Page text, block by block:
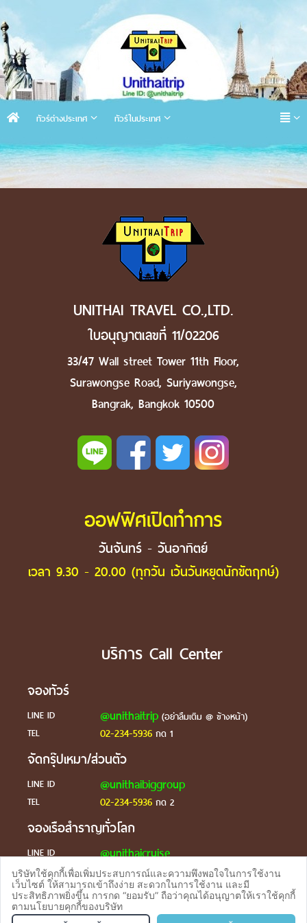
ทัวร์ต่างประเทศ ทัวร์ในประเทศ
จองทัวร TEL
UNITHAI TRAVEL CO.,LTD.
ใบอนุญาตเลขที่ 11/02206
33/47 Wall street Tower 11th Floor,
Surawongse Road, Suriyawongse,
Bangrak, Bangkok 10500
ออฟฟิศเปิดทำการ
วันจันทร์ - วันอาทิตย์
เวลา 9.30 - 20.00 (ทุกวัน เว้นวันหยุดนักขัตฤกษ์)
บริการ Call Center
จองทัวร์
LINE ID @unithaitrip(อย่าลืมเติม @ ข้างหน้า)
TEL
02-234-5936กด 1
จัดกรุ๊ปเหมา/ส่วนตัว
LINE ID @unithaibiggroup
TEL 02-234-5936กด 2
จองเรือสำราญทั่วโลก
LINE ID @unithaicruise
ร้องเรียน
LINE ID @unithaicare
บริษัทใช้คุกกี้เพื่อเพิ่มประสบการณ์และความพึงพอใจในการใช้งาน
เว็บไซต์ ให้สามารถเข้าถึงง่าย สะดวกในการใช้งาน และมี
ประสิทธิภาพยิ่งขึ้น การกด “ยอมรับ” ถือว่าคุณได้อนุญาตให้เราใช้คุกกี้
ตามนโยบายคุกกี้ของบริษัท